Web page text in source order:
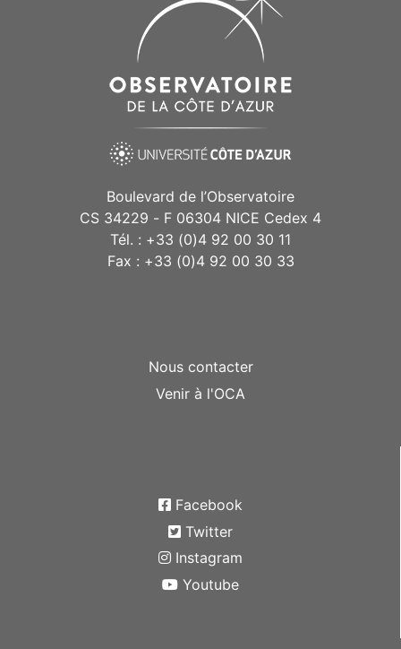
Boulevard de l’Observatoire
CS 34229 - F 06304 NICE Cedex 4
Tél. : +33 (0)4 92 00 30 11
Fax : +33 (0)4 92 00 30 33
Nous contacter
Venir à l'OCA
Facebook
Twitter
Instagram
Youtube